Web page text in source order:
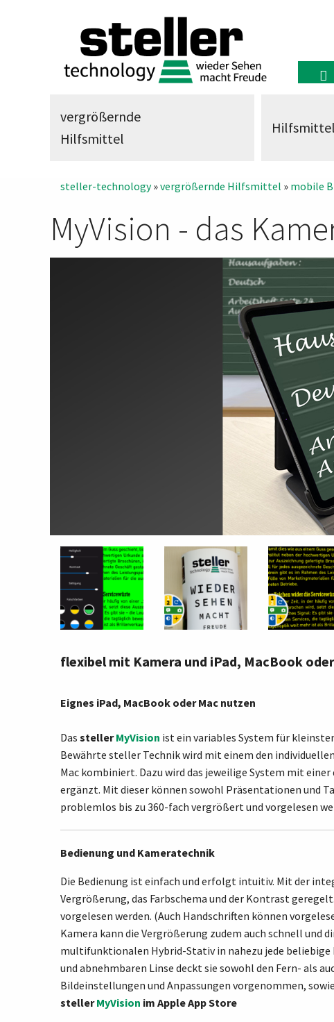
vergrößernde
Hilfsmittel
steller-technology»vergrößernde Hilfsmittel » mobile
MyVision - das
flexibel mit Kamera und iPad, MacBook
Eignes iPad, MacBook oder Mac nutzen
Das stellerMyVision ist ein variables System für
Bewährte steller Technik wird mit einem den
Mac kombiniert. Dazu wird das jeweilige System mit
ergänzt. Mit dieser können sowohl Präsentationen und
problemlos bis zu 360-fach vergrößert und vorgelesen
Bedienung und Kameratechnik
Die Bedienung ist einfach und erfolgt intuitiv. Mit der
Vergrößerung, das Farbschema und der Kontrast
vorgelesen werden. (Auch Handschriften können
Kamera kann die Vergrößerung zudem auch schnell und
multifunktionalen Hybrid-Stativ in nahezu jede
und abnehmbaren Linse deckt sie sowohl den Fern- als
Bildeinstellungen und Anpassungen vorgenommen,
stellerMyVision im Apple App Store